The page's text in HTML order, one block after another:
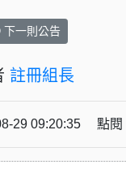
下一則公告
註冊組長
29 09:20:35 點閱